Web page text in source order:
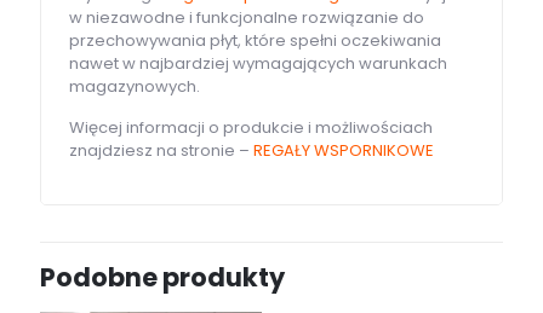
w niezawodne i funkcjonalne rozwiązanie do
przechowywania płyt, które spełni oczekiwania
nawet w najbardziej wymagających warunkach
magazynowych.
Więcej informacji o produkcie i możliwościach
znajdziesz na stronie –REGAŁY WSPORNIKOWE
Podobne produkty